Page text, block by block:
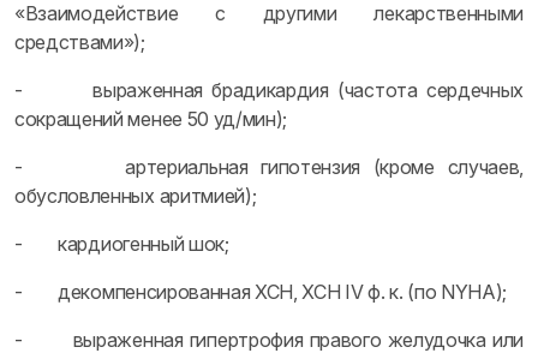
«Взаимодействие с другими лекарственными
средствами»);
- выраженная брадикардия (частота сердечных
сокращений менее 50 уд/мин);
- артериальная гипотензия (кроме случаев,
обусловленных аритмией);
- кардиогенный шок;
- декомпенсированная ХСН, ХСН IV ф. к. (по NYHA);
- выраженная гипертрофия правого желудочка или